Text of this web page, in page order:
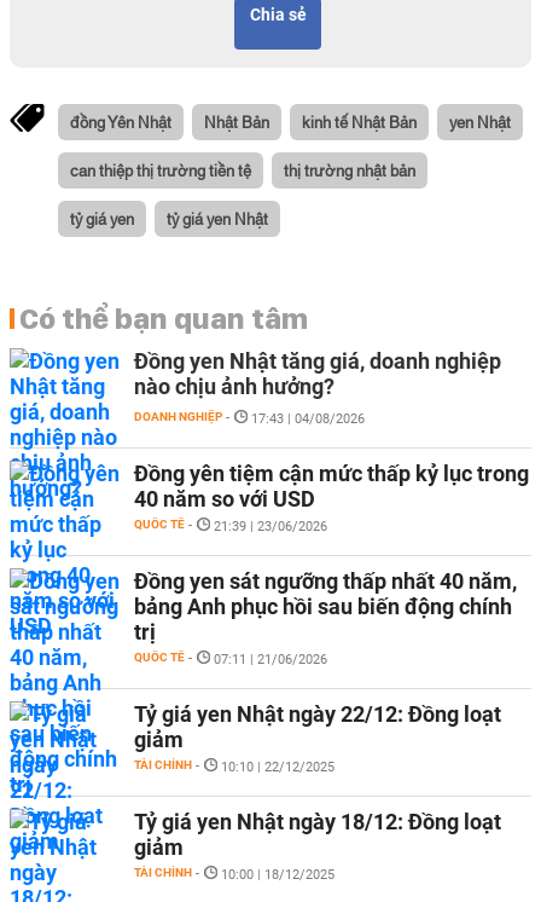
Chia sẻ
đồng Yên Nhật Nhật Bản kinh tế Nhật Bản yen Nhật
can thiệp thị trường tiền tệ thị trường nhật bản
tỷ giá yen tỷ giá yen Nhật
Có thể bạn quan tâm
Đồng yen Nhật tăng giá, doanh nghiệp
nào chịu ảnh hưởng?
DOANH NGHIỆP - 17:43 | 04/08/2026
Đồng yên tiệm cận mức thấp kỷ lục trong
40 năm so với USD
QUỐC TẾ - 21:39 | 23/06/2026
Đồng yen sát ngưỡng thấp nhất 40 năm,
bảng Anh phục hồi sau biến động chính
trị
QUỐC TẾ - 07:11 | 21/06/2026
Tỷ giá yen Nhật ngày 22/12: Đồng loạt
giảm
TÀI CHÍNH - 10:10 | 22/12/2025
Tỷ giá yen Nhật ngày 18/12: Đồng loạt
giảm
TÀI CHÍNH - 10:00 | 18/12/2025